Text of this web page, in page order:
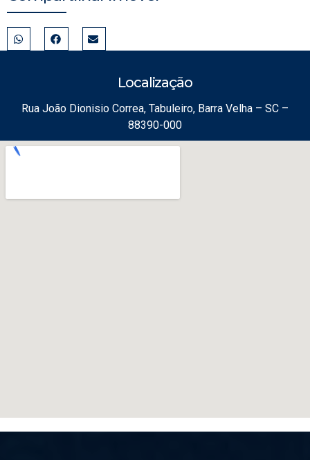
Localização
Rua João Dionisio Correa, Tabuleiro, Barra Velha – SC –
88390-000